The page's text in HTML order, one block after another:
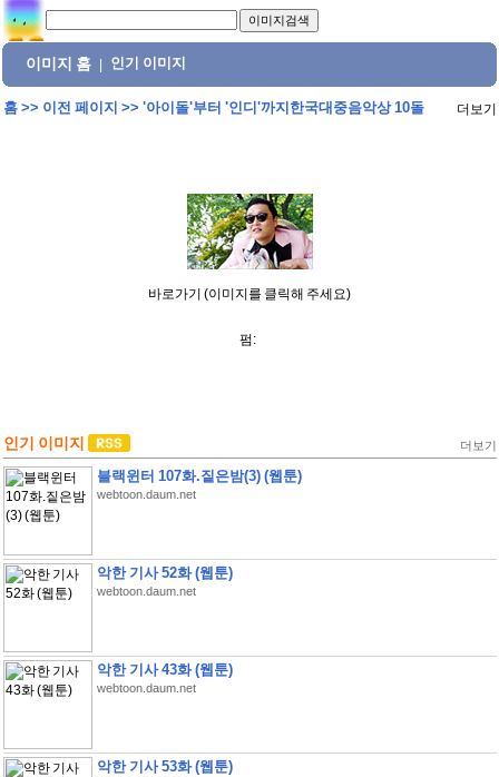
이미지 홈 인기 이미지
홈>> 이전 페이지 >> '아이돌'부터 '인디'까지한국대중음악상 10돌 더보기
바로가기 (이미지를 클릭해 주세요)
펌:
인기 이미지 더보기
블랙윈터 107화.짙은밤(3) (웹툰)
webtoon.daum.net
악한 기사 52화 (웹툰)
webtoon.daum.net
악한 기사 43화 (웹툰)
webtoon.daum.net
악한 기사 53화 (웹툰)